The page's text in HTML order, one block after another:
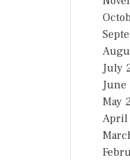
July
June
May
April